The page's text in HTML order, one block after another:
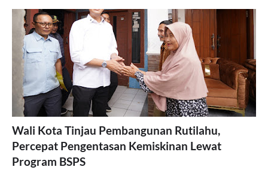
Wali Kota Tinjau Pembangunan Rutilahu,
Percepat Pengentasan Kemiskinan Lewat
Program BSPS